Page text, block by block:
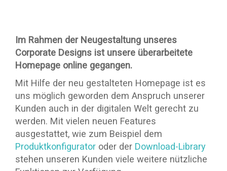
Im Rahmen der Neugestaltung unseres
Corporate Designs ist unsere überarbeitete
Homepage online gegangen.
Mit Hilfe der neu gestalteten Homepage ist es
uns möglich geworden dem Anspruch unserer
Kunden auch in der digitalen Welt gerecht zu
werden. Mit vielen neuen Features
ausgestattet, wie zum Beispiel dem
Produktkonfigurator oder der Download-Library
stehen unseren Kunden viele weitere nützliche